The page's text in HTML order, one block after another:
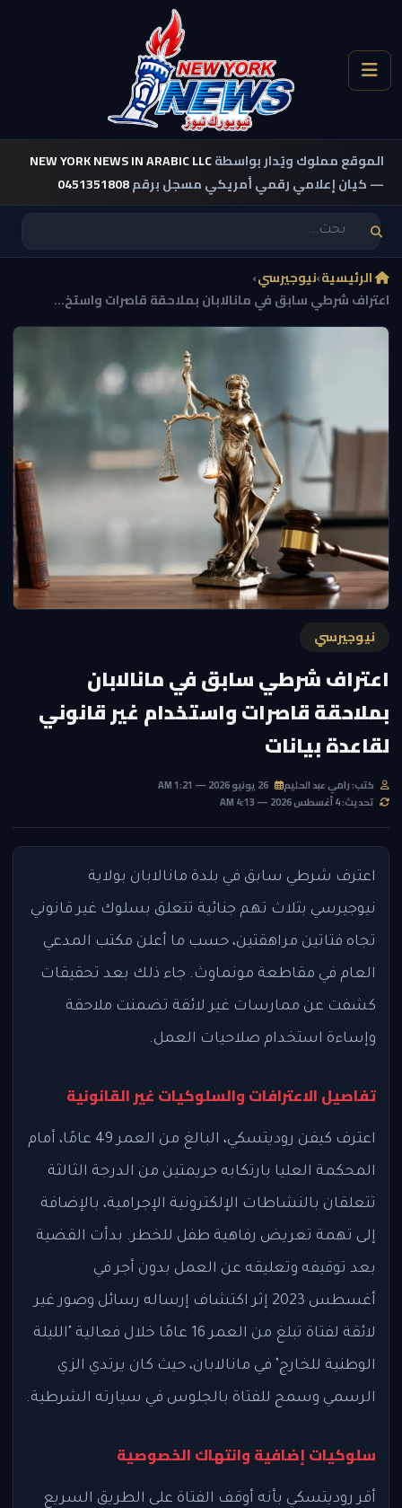
الموقع مملوك ويُدار بواسطةNEW YORK NEWS IN ARABIC LLC
— كيان إعلامي رقمي أمريكي مسجل برقم0451351808
الرئيسية›نيوجيرسي›
اعتراف شرطي سابق في مانالابان بملاحقة قاصرات واستخ...
نيوجيرسي
اعتراف شرطي سابق في مانالابان
بملاحقة قاصرات واستخدام غير قانوني
لقاعدة بيانات
كتب: رامي عبد الحليم
تحديث: 4 أغسطس 2026 — 4:13 AM
اعترف شرطي سابق في بلدة مانالابان بولاية
نيوجيرسي بثلاث تهم جنائية تتعلق بسلوك غير قانوني
تجاه فتاتين مراهقتين، حسب ما أعلن مكتب المدعي
العام في مقاطعة مونماوث. جاء ذلك بعد تحقيقات
كشفت عن ممارسات غير لائقة تضمنت ملاحقة
وإساءة استخدام صلاحيات العمل.
تفاصيل الاعترافات والسلوكيات غير القانونية
اعترف كيفن روديتسكي، البالغ من العمر 49 عامًا، أمام
المحكمة العليا بارتكابه جريمتين من الدرجة الثالثة
تتعلقان بالنشاطات الإلكترونية الإجرامية، بالإضافة
إلى تهمة تعريض رفاهية طفل للخطر. بدأت القضية
بعد توقيفه وتعليقه عن العمل بدون أجر في
أغسطس 2023 إثر اكتشاف إرساله رسائل وصور غير
لائقة لفتاة تبلغ من العمر 16 عامًا خلال فعالية "الليلة
الوطنية للخارج" في مانالابان، حيث كان يرتدي الزي
الرسمي وسمح للفتاة بالجلوس في سيارته الشرطية.
سلوكيات إضافية وانتهاك الخصوصية
أقر روديتسكي بأنه أوقف الفتاة على الطريق السريع